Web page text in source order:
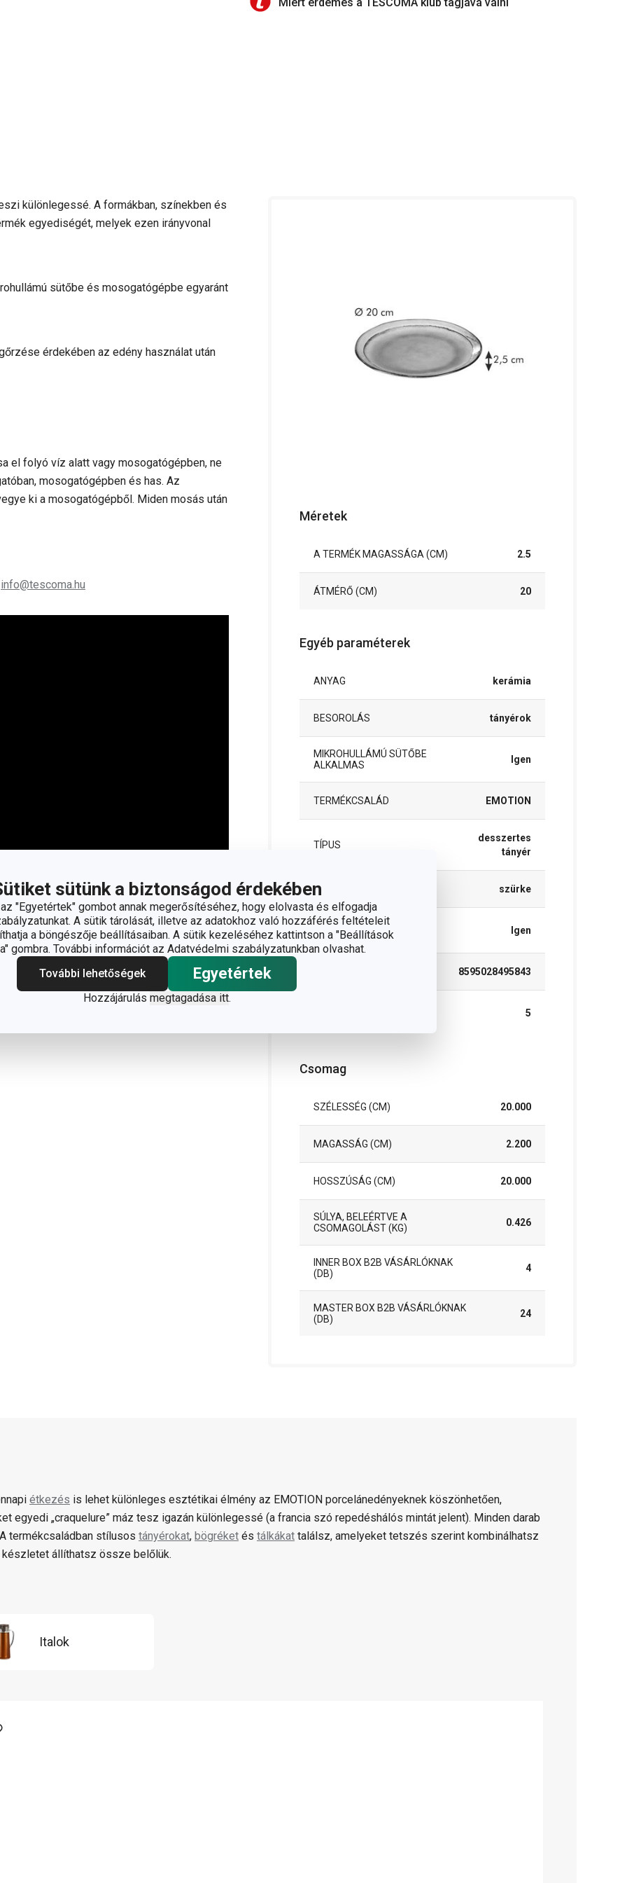
sütünk a biztonságod érdekében
"Egyetértek" gombot annak megerősítéséhez, hogy elolvasta és elfogadja
A sütik tárolását, illetve az adatokhoz való hozzáférés feltételeit
a böngészője beállításaiban. A sütik kezeléséhez kattintson a "Beállítások
gombra. További információt az Adatvédelmi szabályzatunkban olvashat.
További lehetőségek
Egyetértek
Hozzájárulás megtagadása itt.
különlegessé. A formákban, színekben és
egyediségét, melyek ezen irányvonal
sütőbe és mosogatógépbe egyaránt
érdekében az edény használat után
el folyó víz alatt vagy mosogatógépben, ne
mosogatógépben és has. Az
ki a mosogatógépből. Miden mosás után
info@tescoma.hu
Méretek
A TERMÉK MAGASSÁGA (CM) 2.5
ÁTMÉRŐ (CM) 20
Egyéb paraméterek
ANYAG kerámia
BESOROLÁS tányérok
MIKROHULLÁMÚ SÜTŐBE
ALKALMAS
Igen
TERMÉKCSALÁD EMOTION
TÍPUS
desszertes
tányér
SZÍN szürke
TISZTÍTÁS
MOSOGATÓGÉPBEN
Igen
8595028495843
5
Csomag
SZÉLESSÉG (CM) 20.000
MAGASSÁG (CM) 2.200
HOSSZÚSÁG (CM) 20.000
SÚLYA, BELEÉRTVE A
CSOMAGOLÁST (KG)
0.426
INNER BOX B2B VÁSÁRLÓKNAK
(DB)
4
MASTER BOX B2B VÁSÁRLÓKNAK
(DB)
24
étkezés is lehet különleges esztétikai élmény az EMOTION porcelánedényeknek köszönhetően,
egyedi „craquelure” máz tesz igazán különlegessé (a francia szó repedéshálós mintát jelent). Minden darab
termékcsaládban stílusos tányérokat, bögréket és tálkákat találsz, amelyeket tetszés szerint kombinálhatsz
készletet állíthatsz össze belőlük.
Italok